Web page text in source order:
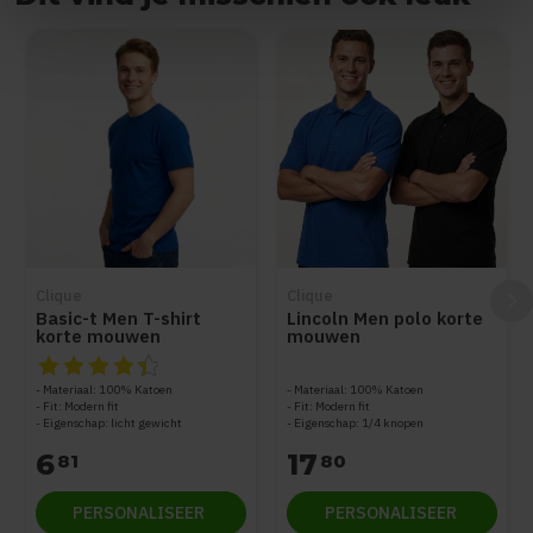
Basic-t Men T-shirt
korte mouwen
De beoordeling van dit product is
Materiaal: 100% Katoen
Fit: Modern fit
Eigenschap: licht gewicht
681
PERSONALISEER
Lincoln Men polo korte
mouwen
Materiaal: 100% Katoen
Fit: Modern fit
Eigenschap: 1/4 knopen
17 80
PERSONALISEER